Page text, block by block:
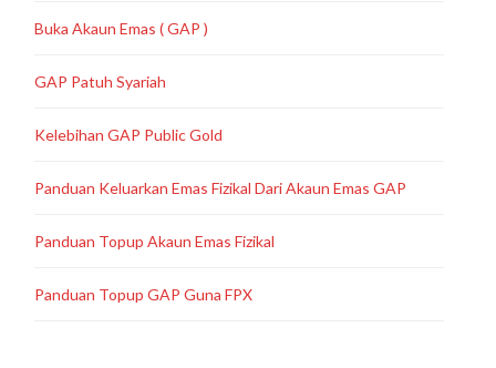
Buka Akaun Emas ( GAP )
GAP Patuh Syariah
Kelebihan GAP Public Gold
Panduan Keluarkan Emas Fizikal Dari Akaun Emas GAP
Panduan Topup Akaun Emas Fizikal
Panduan Topup GAP Guna FPX